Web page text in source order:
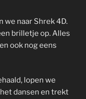
we naar Shrek 4D.
brilletje op. Alles
ook nog eens
lopen we
dansen en trekt